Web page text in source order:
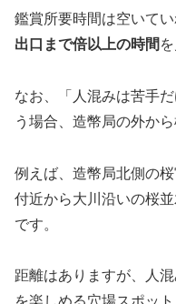
鑑賞所要時間は空いて
出口まで倍以上の時間
なお、「人混みは苦手
う場合、造幣局の外か
例えば、造幣局北側の
付近から大川沿いの桜
です。
距離はありますが、人